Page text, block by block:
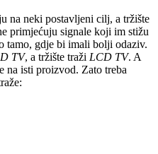
na neki postavljeni cilj, a tržište
primjećuju signale koji im stižu
tamo, gdje bi imali bolji odaziv.
TV, a tržište traži LCD TV. A
na isti proizvod. Zato treba